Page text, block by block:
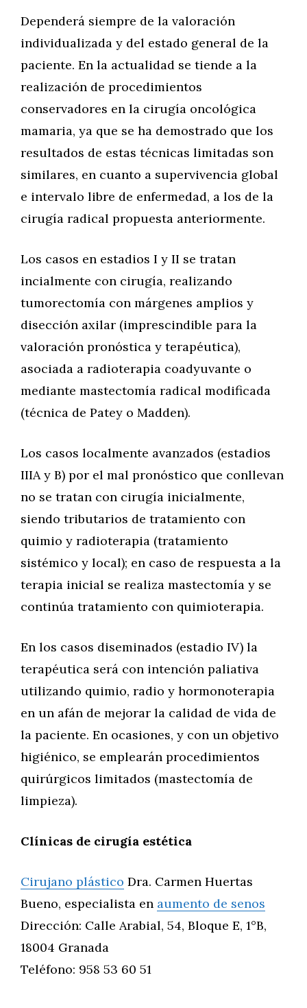
Dependerá siempre de la valoración
individualizada y del estado general de la
paciente. En la actualidad se tiende a la
realización de procedimientos
conservadores en la cirugía oncológica
mamaria, ya que se ha demostrado que los
resultados de estas técnicas limitadas son
similares, en cuanto a supervivencia global
e intervalo libre de enfermedad, a los de la
cirugía radical propuesta anteriormente.
Los casos en estadios I y II se tratan
incialmente con cirugía, realizando
tumorectomía con márgenes amplios y
disección axilar (imprescindible para la
valoración pronóstica y terapéutica),
asociada a radioterapia coadyuvante o
mediante mastectomía radical modificada
(técnica de Patey o Madden).
Los casos localmente avanzados (estadios
IIIA y B) por el mal pronóstico que conllevan
no se tratan con cirugía inicialmente,
siendo tributarios de tratamiento con
quimio y radioterapia (tratamiento
sistémico y local); en caso de respuesta a la
terapia inicial se realiza mastectomía y se
continúa tratamiento con quimioterapia.
En los casos diseminados (estadio IV) la
terapéutica será con intención paliativa
utilizando quimio, radio y hormonoterapia
en un afán de mejorar la calidad de vida de
la paciente. En ocasiones, y con un objetivo
higiénico, se emplearán procedimientos
quirúrgicos limitados (mastectomía de
limpieza).
Clínicas de cirugía estética
Cirujano plástico Dra. Carmen Huertas
Bueno, especialista en aumento de senos
Dirección: Calle Arabial, 54, Bloque E, 1°B,
18004 Granada
Teléfono: 958 53 60 51